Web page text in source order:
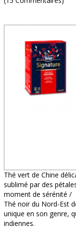
Thé vert de Chine
sublimé par des
moment de sérénité /
Thé noir du Nord-Est
unique en son genre,
indiennes.